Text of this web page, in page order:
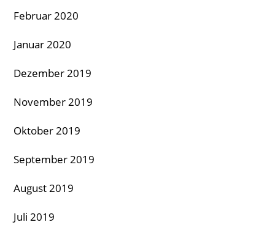
Februar 2020
Januar 2020
Dezember 2019
November 2019
Oktober 2019
September 2019
August 2019
Juli 2019